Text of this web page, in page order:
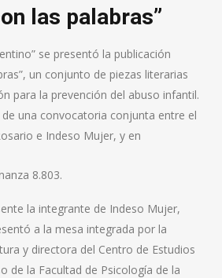
las palabras”
se presentó la publicación
un conjunto de piezas literarias
para la prevención del abuso infantil.
una convocatoria conjunta entre el
e Indeso Mujer, y en
8.803.
la integrante de Indeso Mujer,
a la mesa integrada por la
y directora del Centro de Estudios
de la Facultad de Psicología de la